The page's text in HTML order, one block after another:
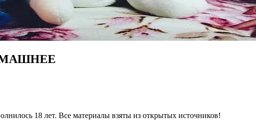
18 лет. Все материалы взяты из открытых источников!